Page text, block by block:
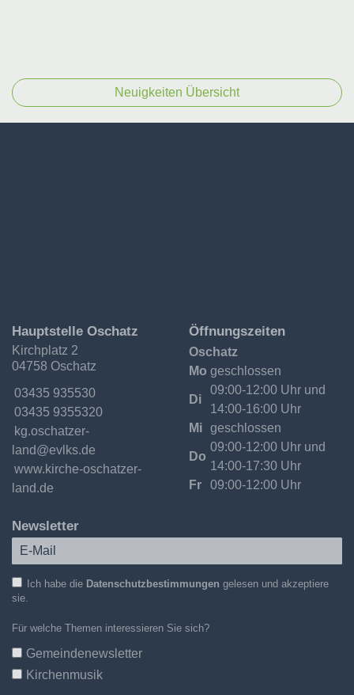
Neuigkeiten Übersicht
Ev.-
Luth.
Kirchgemeinde
Oschatzer
Hauptstelle Oschatz
Kirchplatz 2
04758 Oschatz
Telefon:
03435 935530
Fax:
03435 9355320
Email:
Internet:
www.kirche-oschatzer-
land.de
Öffnungszeiten
Oschatz
Mo geschlossen
Di
09:00-12:00 Uhr und
14:00-16:00 Uhr
Mi geschlossen
Do
09:00-12:00 Uhr und
14:00-17:30 Uhr
Fr
09:00-12:00 Uhr
Newsletter
Ich habe die Datenschutzbestimmungen gelesen und akzeptiere
sie.
Für welche Themen interessieren Sie sich?
Gemeindenewsletter
Kirchenmusik